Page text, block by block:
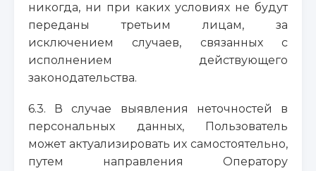
никогда, ни при каких условиях не будут
переданы третьим лицам, за
исключением случаев, связанных с
исполнением действующего
законодательства.
6.3. В случае выявления неточностей в
персональных данных, Пользователь
может актуализировать их самостоятельно,
путем направления Оператору